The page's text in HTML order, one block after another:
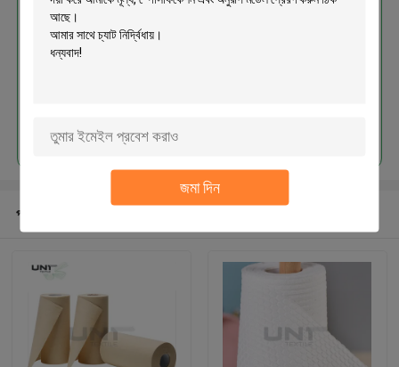
জমা দিন
এমনকি চেহারা সঙ্গে অ বোনা কাপড়
প্রস্তাবিত পণ্য